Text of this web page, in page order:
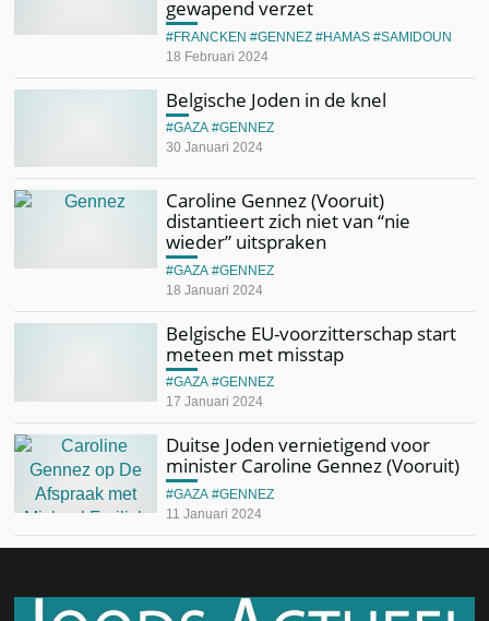
gewapend verzet
18 Februari 2024
FRANCKEN GENNEZ HAMAS SAMIDOUN
Belgische Joden in de knel
30 Januari 2024
GAZA GENNEZ
Caroline Gennez (Vooruit)
distantieert zich niet van “nie
wieder” uitspraken
18 Januari 2024
GAZA GENNEZ
Belgische EU-voorzitterschap start
meteen met misstap
17 Januari 2024
GAZA GENNEZ
Duitse Joden vernietigend voor
minister Caroline Gennez (Vooruit)
11 Januari 2024
GAZA GENNEZ